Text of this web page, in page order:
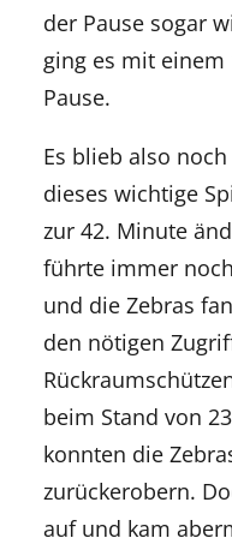
der Pause sogar
ging es mit einem
Pause.
Es blieb also
dieses wichtige
zur 42. Minute
führte immer
und die Zebras
den nötigen
beim Stand von
konnten die
zurückerobern.
auf und kam